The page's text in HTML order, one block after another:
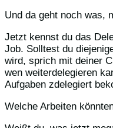
Und da geht noch was,
Jetzt kennst du das
Job. Solltest du
wird, sprich mit deiner
wen weiterdelegieren
Aufgaben zdelegiert
Welche Arbeiten